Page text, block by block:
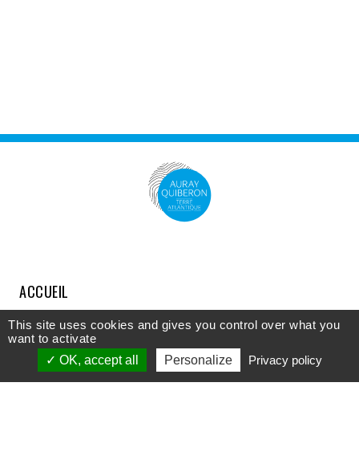
ACCUEIL
COMPRENDRE
DÉCOUVRIR
This site uses cookies and gives you control over what you
want to activate
OK, accept all
Personalize Privacy policy